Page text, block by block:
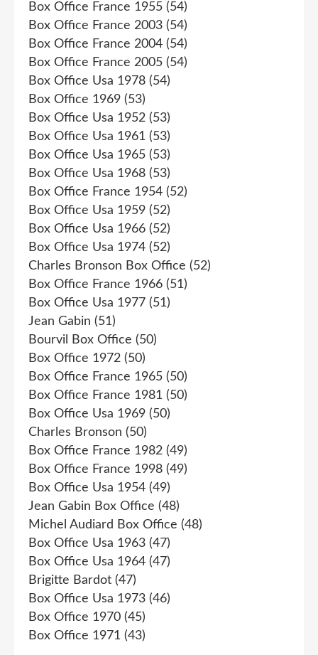
Box Office France 1955 (54)
Box Office France 2003 (54)
Box Office France 2004 (54)
Box Office France 2005 (54)
Box Office Usa 1978 (54)
Box Office 1969 (53)
Box Office Usa 1952 (53)
Box Office Usa 1961 (53)
Box Office Usa 1965 (53)
Box Office Usa 1968 (53)
Box Office France 1954 (52)
Box Office Usa 1959 (52)
Box Office Usa 1966 (52)
Box Office Usa 1974 (52)
Charles Bronson Box Office (52)
Box Office France 1966 (51)
Box Office Usa 1977 (51)
Jean Gabin (51)
Bourvil Box Office (50)
Box Office 1972 (50)
Box Office France 1965 (50)
Box Office France 1981 (50)
Box Office Usa 1969 (50)
Charles Bronson (50)
Box Office France 1982 (49)
Box Office France 1998 (49)
Box Office Usa 1954 (49)
Jean Gabin Box Office (48)
Michel Audiard Box Office (48)
Box Office Usa 1963 (47)
Box Office Usa 1964 (47)
Brigitte Bardot (47)
Box Office Usa 1973 (46)
Box Office 1970 (45)
Box Office 1971 (43)